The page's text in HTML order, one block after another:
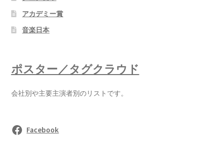
アカデミー賞
音楽日本
ポスター／タグクラウド
会社別や主要主演者別のリストです。
Facebook